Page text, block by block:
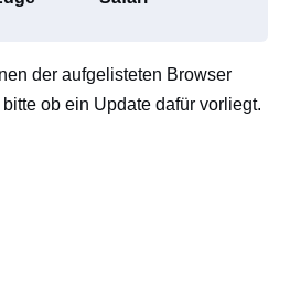
der aufgelisteten Browser
ob ein Update dafür vorliegt.